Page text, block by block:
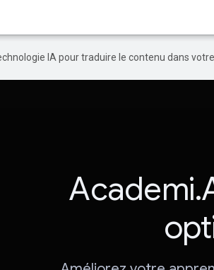
IA pour traduire le contenu dans